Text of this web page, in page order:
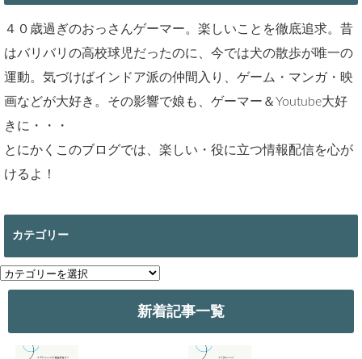
４０歳過ぎのおっさんゲーマー。楽しいことを徹底追求。昔
はバリバリの高校球児だったのに、今では犬の散歩が唯一の
運動。気づけばインドア派の仲間入り、ゲーム・マンガ・映
画などが大好き。その影響で娘も、ゲーマー＆Youtube大好
きに・・・
とにかくこのブログでは、楽しい・役に立つ情報配信を心が
けるよ！
カテゴリー
カ
テ
新着記事一覧